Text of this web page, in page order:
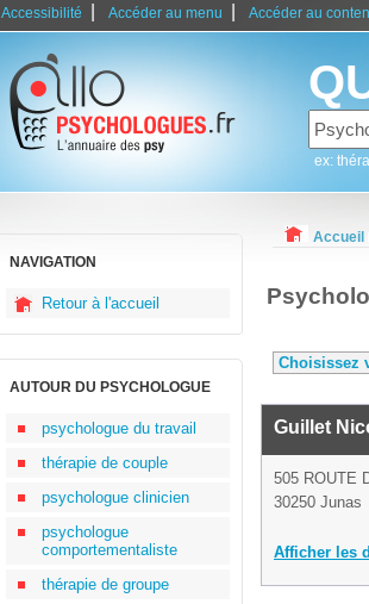
Accessibilité Accéder au menu Accéder au
ex:
NAVIGATION
Retour à l'accueil
AUTOUR DU PSYCHOLOGUE
psychologue du travail
thérapie de couple
psychologue clinicien
psychologue
comportementaliste
thérapie de groupe
Accueil
Guillet
505 ROUTE
30250 Junas
Afficher les